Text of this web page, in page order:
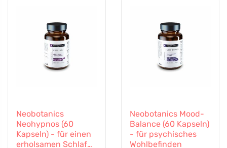
Neobotanics
Neohypnos (60
Kapseln) - für einen
erholsamen Schlaf
Neobotanics Mood-
Balance (60 Kapseln)
- für psychisches
Wohlbefinden